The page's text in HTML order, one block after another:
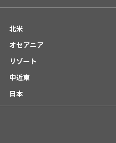
北米
オセアニア
リゾート
中近東
日本